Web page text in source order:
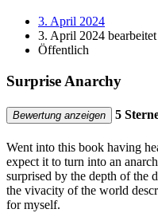
3. April 2024
3. April 2024 bearbeitet
Öffentlich
Surprise Anarchy
Bewertung anzeigen 5
Went into this book having
expect it to turn into an
surprised by the depth of the
the vivacity of the world
for myself.